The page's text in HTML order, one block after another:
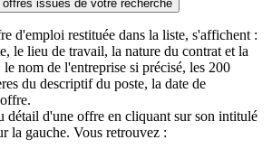
issues de votre recherche
d'emploi restituée dans la liste, s'affichent :
le lieu de travail, la nature du contrat et la
nom de l'entreprise si précisé, les 200
du descriptif du poste, la date de
détail d'une offre en cliquant sur son intitulé
la gauche. Vous retrouvez :